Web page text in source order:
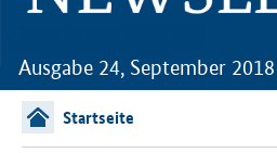
Ausgabe 24, September 2018
Startseite